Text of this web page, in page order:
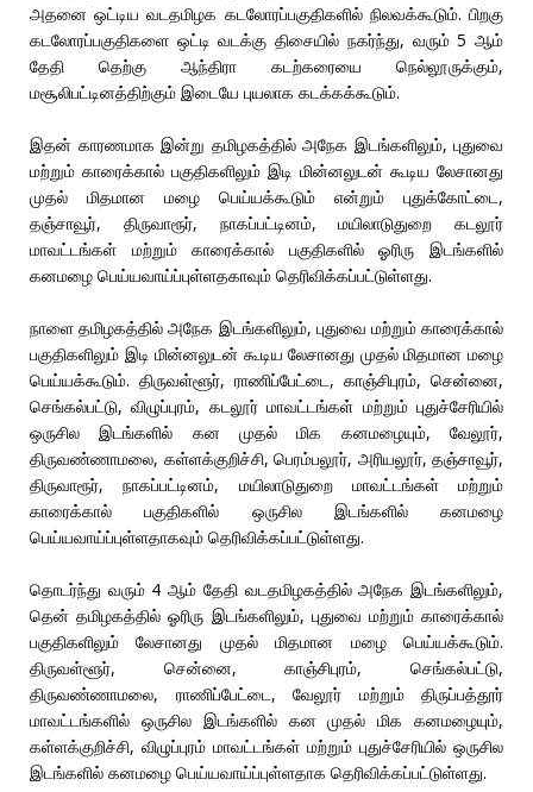
அதனை ஒட்டிய வடதமிழக கடலோரப்பகுதிகளில் நிலவக்கூடும். பிறகு
கடலோரப்பகுதிகளை ஒட்டி வடக்கு திசையில் நகர்ந்து, வரும் 5 ஆம்
தேதி தெற்கு ஆந்திரா கடற்கரையை நெல்லூருக்கும்,
மசூலிபட்டினத்திற்கும் இடையே புயலாக கடக்கக்கூடும்.
இதன் காரணமாக இன்று தமிழகத்தில் அநேக இடங்களிலும், புதுவை
மற்றும் காரைக்கால் பகுதிகளிலும் இடி மின்னலுடன் கூடிய லேசானது
முதல் மிதமான மழை பெய்யக்கூடும் என்றும் புதுக்கோட்டை,
தஞ்சாவூர், திருவாரூர், நாகப்பட்டினம், மயிலாடுதுறை கடலூர்
மாவட்டங்கள் மற்றும் காரைக்கால் பகுதிகளில் ஓரிரு இடங்களில்
கனமழை பெய்யவாய்ப்புள்ளதகாவும் தெரிவிக்கப்பட்டுள்ளது.
நாளை தமிழகத்தில் அநேக இடங்களிலும், புதுவை மற்றும் காரைக்கால்
பகுதிகளிலும் இடி மின்னலுடன் கூடிய லேசானது முதல் மிதமான மழை
பெய்யக்கூடும். திருவள்ளூர், ராணிப்பேட்டை, காஞ்சிபுரம், சென்னை,
செங்கல்பட்டு, விழுப்புரம், கடலூர் மாவட்டங்கள் மற்றும் புதுச்சேரியில்
ஒருசில இடங்களில் கன முதல் மிக கனமழையும், வேலூர்,
திருவண்ணாமலை, கள்ளக்குறிச்சி, பெரம்பலூர், அரியலூர், தஞ்சாவூர்,
திருவாரூர், நாகப்பட்டினம், மயிலாடுதுறை மாவட்டங்கள் மற்றும்
காரைக்கால் பகுதிகளில் ஒருசில இடங்களில் கனமழை
பெய்யவாய்ப்புள்ளதாகவும் தெரிவிக்கப்பட்டுள்ளது.
தொடர்ந்து வரும் 4 ஆம் தேதி வடதமிழகத்தில் அநேக இடங்களிலும்,
தென் தமிழகத்தில் ஓரிரு இடங்களிலும், புதுவை மற்றும் காரைக்கால்
பகுதிகளிலும் லேசானது முதல் மிதமான மழை பெய்யக்கூடும்.
திருவள்ளூர், சென்னை, காஞ்சிபுரம், செங்கல்பட்டு,
திருவண்ணாமலை, ராணிப்பேட்டை, வேலூர் மற்றும் திருப்பத்தூர்
மாவட்டங்களில் ஒருசில இடங்களில் கன முதல் மிக கனமழையும்,
கள்ளக்குறிச்சி, விழுப்புரம் மாவட்டங்கள் மற்றும் புதுச்சேரியில் ஒருசில
இடங்களில் கனமழை பெய்யவாய்ப்புள்ளதாக தெரிவிக்கப்பட்டுள்ளது.